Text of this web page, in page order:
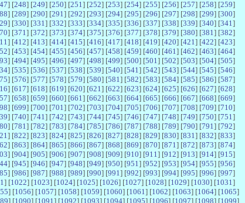
] [248] [249] [250] [251 ] [252] [253] [254] [255] [256] [257] [258] [259]
] [289] [290] [291 ] [292] [293] [294] [295] [296] [297] [298] [299] [300]
] [330] [331 ] [332] [333] [334] [335] [336] [337] [338] [339] [340] [341 ]
] [371 ] [372] [373] [374] [375] [376] [377] [378] [379] [380] [381 ] [382]
] [412] [413] [414] [415] [416] [417] [418] [419] [420] [421 ] [422] [423]
] [453] [454] [455] [456] [457] [458] [459] [460] [461 ] [462] [463] [464]
] [494] [495] [496] [497] [498] [499] [500] [501 ] [502] [503] [504] [505]
] [535] [536] [537] [538] [539] [540] [541 ] [542] [543] [544] [545] [546]
] [576] [577] [578] [579] [580] [581 ] [582] [583] [584] [585] [586] [587]
] [617] [618] [619] [620] [621 ] [622] [623] [624] [625] [626] [627] [628]
] [658] [659] [660] [661 ] [662] [663] [664] [665] [666] [667] [668] [669]
] [699] [700] [701 ] [702] [703] [704] [705] [706] [707] [708] [709] [710]
] [740] [741 ] [742] [743] [744] [745] [746] [747] [748] [749] [750] [751 ]
] [781 ] [782] [783] [784] [785] [786] [787] [788] [789] [790] [791 ] [792]
] [822] [823] [824] [825] [826] [827] [828] [829] [830] [831 ] [832] [833]
] [863] [864] [865] [866] [867] [868] [869] [870] [871 ] [872] [873] [874]
] [904] [905] [906] [907] [908] [909] [910] [911 ] [912] [913] [914] [915]
] [945] [946] [947] [948] [949] [950] [951 ] [952] [953] [954] [955] [956]
] [986] [987] [988] [989] [990] [991 ] [992] [993] [994] [995] [996] [997]
] [1022] [1023] [1024] [1025] [1026] [1027] [1028] [1029] [1030] [1031 ]
] [1056] [1057] [1058] [1059] [1060] [1061 ] [1062] [1063] [1064] [1065]
] [1090] [1091 ] [1092] [1093] [1094] [1095] [1096] [1097] [1098] [1099]